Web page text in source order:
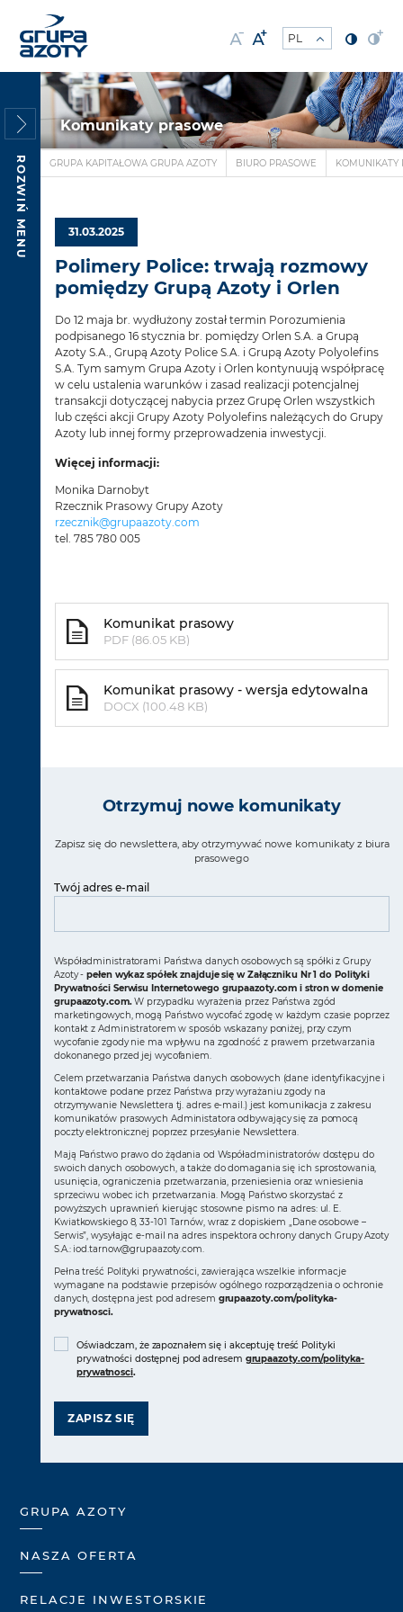
ROZWIŃ MENU
Komunikaty prasowe
GRUPA KAPITAŁOWA GRUPA AZOTY BIURO PRASOWE KOMUNIKATY
31.03.2025
Polimery Police: trwają rozmowy
pomiędzy Grupą Azoty i Orlen
Do 12 maja br. wydłużony został termin Porozumienia
podpisanego 16 stycznia br. pomiędzy Orlen S.A. a Grupą
Azoty S.A., Grupą Azoty Police S.A. i Grupą Azoty Polyolefins
S.A. Tym samym Grupa Azoty i Orlen kontynuują współpracę
w celu ustalenia warunków i zasad realizacji potencjalnej
transakcji dotyczącej nabycia przez Grupę Orlen wszystkich
lub części akcji Grupy Azoty Polyolefins należących do Grupy
Azoty lub innej formy przeprowadzenia inwestycji.
Więcej informacji:
Monika Darnobyt
Rzecznik Prasowy Grupy Azoty
rzecznik@grupaazoty.com
tel. 785 780 005
Komunikat prasowy
PDF (86.05 KB)
Komunikat prasowy - wersja edytowalna
DOCX (100.48 KB)
Otrzymuj nowe komunikaty
Zapisz się do newslettera, aby otrzymywać nowe komunikaty z biura
prasowego
Twój adres e-mail
Współadministratorami Państwa danych osobowych są spółki z Grupy
Azoty -pełen wykaz spółek znajduje się w Załączniku Nr 1 do Polityki
Prywatności Serwisu Internetowego grupaazoty.com i stron w domenie
grupaazoty.com.W przypadku wyrażenia przez Państwa zgód
marketingowych, mogą Państwo wycofać zgodę w każdym czasie poprzez
kontakt z Administratorem w sposób wskazany poniżej, przy czym
wycofanie zgody nie ma wpływu na zgodność z prawem przetwarzania
dokonanego przed jej wycofaniem.
Celem przetwarzania Państwa danych osobowych (dane identyfikacyjne i
kontaktowe podane przez Państwa przy wyrażaniu zgody na
otrzymywanie Newslettera tj. adres e-mail.) jest komunikacja z zakresu
komunikatów prasowych Administatora odbywający się za pomocą
poczty elektronicznej poprzez przesyłanie Newslettera.
Mają Państwo prawo do żądania od Współadministratorów dostępu do
swoich danych osobowych, a także do domagania się ich sprostowania,
usunięcia, ograniczenia przetwarzania, przeniesienia oraz wniesienia
sprzeciwu wobec ich przetwarzania. Mogą Państwo skorzystać z
powyższych uprawnień kierując stosowne pismo na adres: ul. E.
Kwiatkowskiego 8, 33-101 Tarnów, wraz z dopiskiem „Dane osobowe –
Serwis”, wysyłając e-mail na adres inspektora ochrony danych Grupy Azoty
S.A.: iod.tarnow@grupaazoty.com.
Pełna treść Polityki prywatności, zawierająca wszelkie informacje
wymagane na podstawie przepisów ogólnego rozporządzenia o ochronie
danych, dostępna jest pod adresem grupaazoty.com/polityka-
prywatnosci.
Oświadczam, że zapoznałem się i akceptuję treść Polityki
prywatności dostępnej pod adresem grupaazoty.com/polityka-
prywatnosci.
ZAPISZ SIĘ
GRUPA AZOTY
NASZA OFERTA
RELACJE INWESTORSKIE